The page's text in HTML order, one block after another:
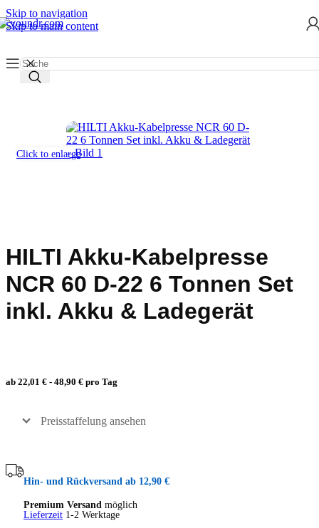
Skip to navigation
Skip to main content
Start/ Werkzeug mieten/ Press-, Trenn- und Crimpwerkzeuge
Click to enlarge
HILTI Akku-Kabelpresse
NCR 60 D-22 6 Tonnen Set
inkl. Akku & Ladegerät
ab 22,01 € - 48,90 € pro Tag
Preisstaffelung ansehen
Hin- und Rückversand ab 12,90 €
Premium Versand möglich
Lieferzeit 1-2 Werktage